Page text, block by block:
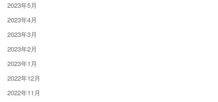
2023年5月
2023年4月
2023年3月
2023年2月
2023年1月
2022年12月
2022年11月